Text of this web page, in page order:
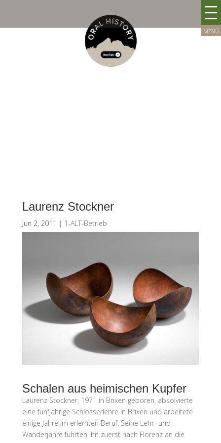
Laurenz Stockner
Jun 2, 2011 | 1-ALT-Betrieb
Schalen aus heimischen Kupfer
Laurenz Stockner, 1971 in Brixen geboren, absolvierte
eine fünfjährige Schlosserlehre in Brixen und arbeitete
einige Jahre im erlernten Beruf. Seine Lehr- und
Wanderjahre führten ihn zuerst nach Florenz an die